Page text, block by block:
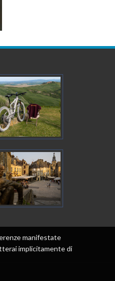
manifestate
implicitamente di